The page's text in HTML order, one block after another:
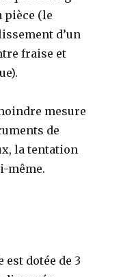
pièce (le
d’un
fraise et
mesure
de
la tentation
même.
dotée de 3